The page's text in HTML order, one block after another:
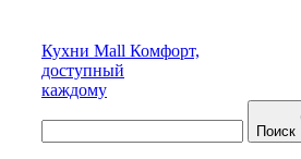
Кухни Mall Комфорт,
доступный
каждому
Поиск